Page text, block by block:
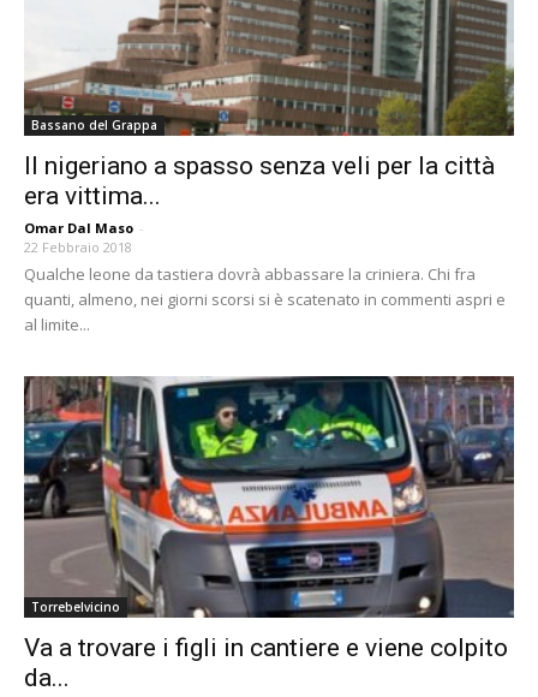
Bassano del Grappa
Il nigeriano a spasso senza veli per la città
era vittima...
Omar Dal Maso -
22 Febbraio 2018
Qualche leone da tastiera dovrà abbassare la criniera. Chi fra
quanti, almeno, nei giorni scorsi si è scatenato in commenti aspri e
al limite...
Torrebelvicino
Va a trovare i figli in cantiere e viene colpito
da...